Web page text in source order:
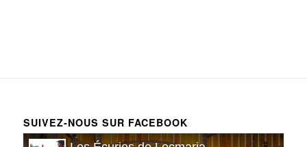
SUIVEZ-NOUS SUR FACEBOOK